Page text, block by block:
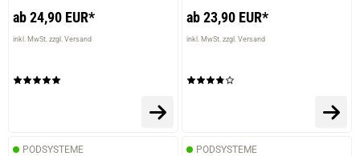
prev
ab 24,90 EUR*
inkl. MwSt. zzgl. Versand
ab 23,90 EUR*
inkl. MwSt. zzgl. Versand
PODSYSTEME PODSYSTEME